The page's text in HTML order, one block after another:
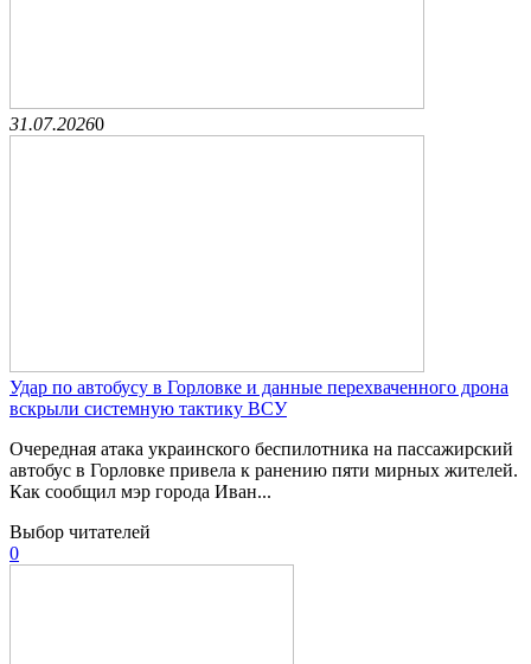
31.07.20260
Удар по автобусу в Горловке и данные перехваченного дрона
вскрыли системную тактику ВСУ
Очередная атака украинского беспилотника на пассажирский
автобус в Горловке привела к ранению пяти мирных жителей.
Как сообщил мэр города Иван...
Выбор читателей
0